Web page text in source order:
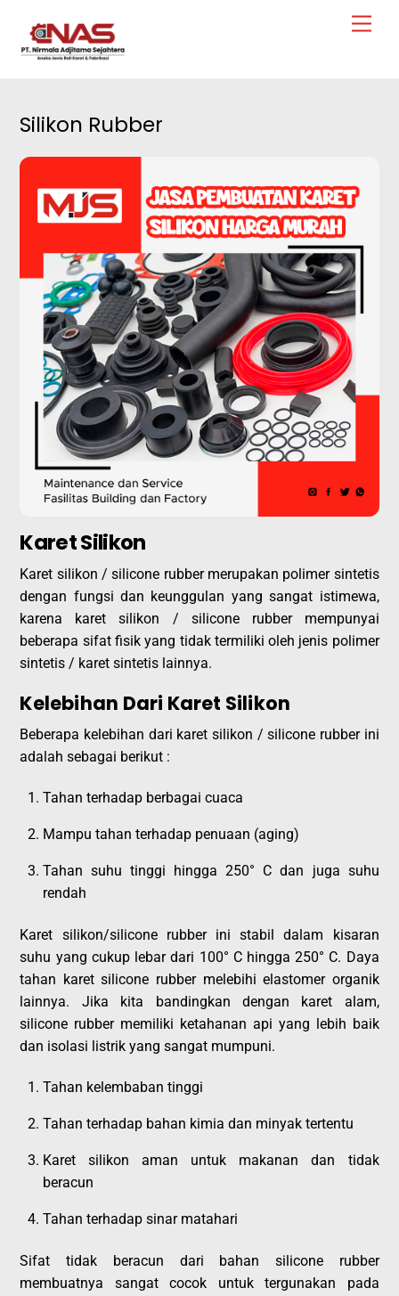
content
Silikon Rubber
Karet Silikon
Karet silikon / silicone rubber merupakan polimer sintetis
dengan fungsi dan keunggulan yang sangat istimewa,
karena karet silikon / silicone rubber mempunyai
beberapa sifat fisik yang tidak termiliki oleh jenis polimer
sintetis / karet sintetis lainnya.
Kelebihan Dari Karet Silikon
Beberapa kelebihan dari karet silikon / silicone rubber ini
adalah sebagai berikut :
Tahan terhadap berbagai cuaca
Mampu tahan terhadap penuaan (aging)
Tahan suhu tinggi hingga 250° C dan juga suhu
rendah
Karet silikon/silicone rubber ini stabil dalam kisaran
suhu yang cukup lebar dari 100° C hingga 250° C. Daya
tahan karet silicone rubber melebihi elastomer organik
lainnya. Jika kita bandingkan dengan karet alam,
silicone rubber memiliki ketahanan api yang lebih baik
dan isolasi listrik yang sangat mumpuni.
Tahan kelembaban tinggi
Tahan terhadap bahan kimia dan minyak tertentu
Karet silikon aman untuk makanan dan tidak
beracun
Tahan terhadap sinar matahari
Sifat tidak beracun dari bahan silicone rubber
membuatnya sangat cocok untuk tergunakan pada